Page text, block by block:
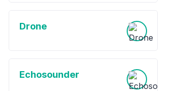
Drone
Echosounder